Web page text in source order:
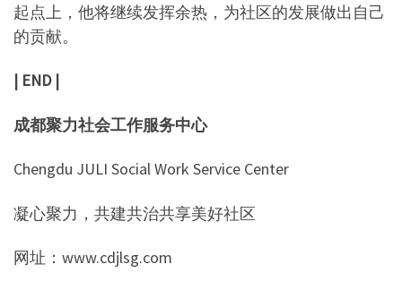
起点上，他将继续发挥余热，为社区的发展做出自己
的贡献。
| END |
成都聚力社会工作服务中心
Chengdu JULI Social Work Service Center
凝心聚力，共建共治共享美好社区
网址：www.cdjlsg.com